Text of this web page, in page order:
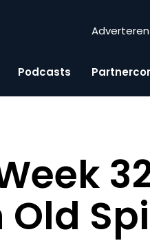
Adverteren
Podcasts
Old